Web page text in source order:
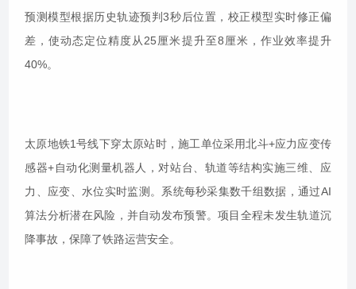
预测模型根据历史轨迹预判3秒后位置，校正模型实时修正偏
差，使动态定位精度从25厘米提升至8厘米，作业效率提升
40%。
太原地铁1号线下穿太原站时，施工单位采用北斗+应力应变传
感器+自动化测量机器人，对站台、轨道等结构实施三维、应
力、应变、水位实时监测。系统每秒采集数千组数据，通过AI
算法分析潜在风险，并自动发布预警。项目全程未发生轨道沉
降事故，保障了铁路运营安全。